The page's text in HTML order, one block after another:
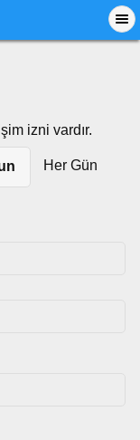
izni vardır.
Her Gün